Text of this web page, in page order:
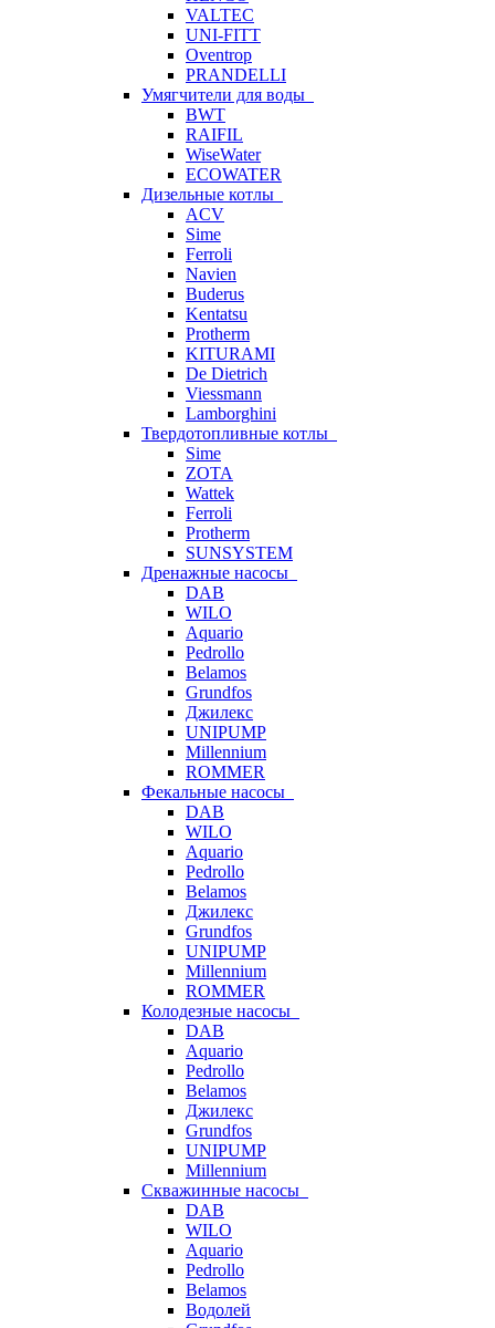
VALTEC
UNI-FITT
Oventrop
PRANDELLI
Умягчители для воды
BWT
RAIFIL
WiseWater
ECOWATER
Дизельные котлы
ACV
Sime
Ferroli
Navien
Buderus
Kentatsu
Protherm
KITURAMI
De Dietrich
Viessmann
Lamborghini
Твердотопливные котлы
Sime
ZOTA
Wattek
Ferroli
Protherm
SUNSYSTEM
Дренажные насосы
DAB
WILO
Aquario
Pedrollo
Belamos
Grundfos
Джилекс
UNIPUMP
Millennium
ROMMER
Фекальные насосы
DAB
WILO
Aquario
Pedrollo
Belamos
Джилекс
Grundfos
UNIPUMP
Millennium
ROMMER
Колодезные насосы
DAB
Aquario
Pedrollo
Belamos
Джилекс
Grundfos
UNIPUMP
Millennium
Скважинные насосы
DAB
WILO
Aquario
Pedrollo
Belamos
Водолей